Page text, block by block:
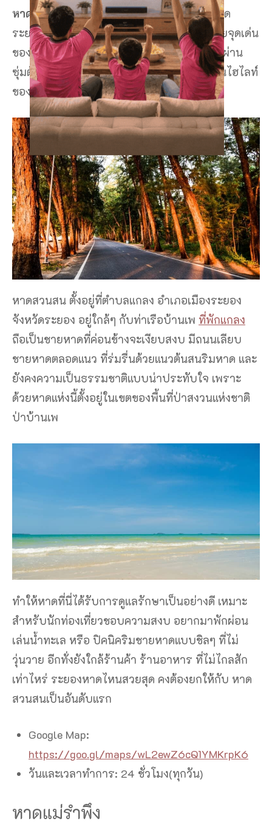
หาดสวนสนที่ใครหลายๆ คนมั่งจะเห็น ชายหาด
ระยอง แห่งนี้ใน หนัง ละคร และภาพยนตร์ ด้วยจุดเด่น
ของชายหาดแห่งนี้นั้น จะมีเส้นทางของถนนตัดผ่าน
ซุ่มต้นสน น้อยใหญ่ตลอดสองข้างทางจึงถือเป็นไฮไลท์
ของ หาดระยอง แห่งนี้เลยก็ว่าได้
หาดสวนสน ตั้งอยู่ที่ตำบลแกลง อำเภอเมืองระยอง
จังหวัดระยอง อยู่ใกล้ๆ กับท่าเรือบ้านเพ ที่พักแกลง
ถือเป็นชายหาดที่ค่อนข้างจะเงียบสงบ มีถนนเลียบ
ชายหาดตลอดแนว ที่ร่มรื่นด้วยแนวต้นสนริมหาด และ
ยังคงความเป็นธรรมชาติแบบน่าประทับใจ เพราะ
ด้วยหาดแห่งนี้ตั้งอยู่ในเขตของพื้นที่ป่าสงวนแห่งชาติ
ป่าบ้านเพ
ทำให้หาดที่นี่ได้รับการดูแลรักษาเป็นอย่างดี เหมาะ
สำหรับนักท่องเที่ยวชอบความสงบ อยากมาพักผ่อน
เล่นน้ำทะเล หรือ ปิคนิคริมชายหาดแบบชิลๆ ที่ไม่
วุ่นวาย อีกทั่งยังใกล้ร้านค้า ร้านอาหาร ที่ไม่ไกลสัก
เท่าไหร่ ระยองหาดไหนสวยสุด คงต้องยกให้กับ หาด
สวนสนเป็นอันดับแรก
Google Map:
https://goo.gl/maps/wL2ewZ6cQ1YMKrpK6
วันและเวลาทำการ: 24 ชั่วโมง(ทุกวัน)
หาดแม่รำพึง